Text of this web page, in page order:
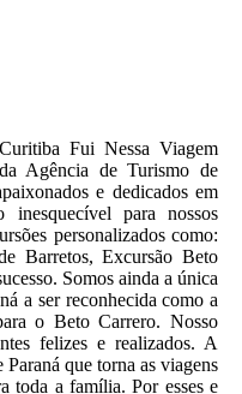
Fui Nessa Viagem
Agência de Turismo de
e dedicados em
para nossos
personalizados como:
Barretos, Excursão Beto
Somos ainda a única
a ser reconhecida como a
o Beto Carrero. Nosso
felizes e realizados. A
que torna as viagens
toda a família. Por esses e